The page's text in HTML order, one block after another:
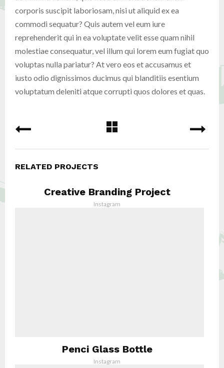
corporis suscipit laboriosam, nisi ut aliquid ex ea
commodi sequatur? Quis autem vel eum iure
reprehenderit qui in ea voluptate velit esse quam nihil
molestiae consequatur, vel illum qui lorem eum fugiat quo
voluptas nulla pariatur? At vero eos et accusamus et
iusto odio dignissimos ducimus qui blanditiis esentium
voluptatum deleniti atque corrupti quos dolores et quas.
RELATED PROJECTS
Creative Branding Project
Instagram
Penci Glass Bottle
Instagram